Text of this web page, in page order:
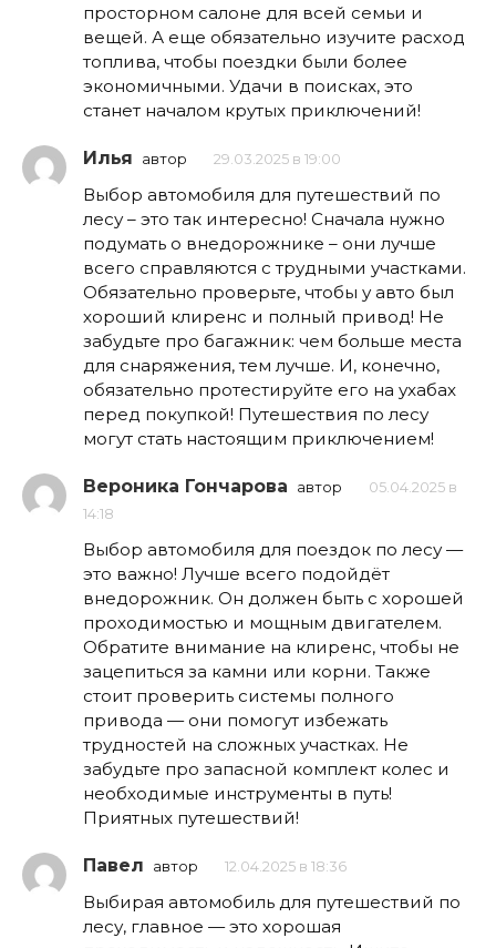
просторном салоне для всей семьи и
вещей. А еще обязательно изучите расход
топлива, чтобы поездки были более
экономичными. Удачи в поисках, это
станет началом крутых приключений!
Илья автор 29.03.2025 в 19:00
Выбор автомобиля для путешествий по
лесу – это так интересно! Сначала нужно
подумать о внедорожнике – они лучше
всего справляются с трудными участками.
Обязательно проверьте, чтобы у авто был
хороший клиренс и полный привод! Не
забудьте про багажник: чем больше места
для снаряжения, тем лучше. И, конечно,
обязательно протестируйте его на ухабах
перед покупкой! Путешествия по лесу
могут стать настоящим приключением!
Вероника Гончарова автор
05.04.2025 в
14:18
Выбор автомобиля для поездок по лесу —
это важно! Лучше всего подойдёт
внедорожник. Он должен быть с хорошей
проходимостью и мощным двигателем.
Обратите внимание на клиренс, чтобы не
зацепиться за камни или корни. Также
стоит проверить системы полного
привода — они помогут избежать
трудностей на сложных участках. Не
забудьте про запасной комплект колес и
необходимые инструменты в путь!
Приятных путешествий!
Павел автор 12.04.2025 в 18:36
Выбирая автомобиль для путешествий по
лесу, главное — это хорошая